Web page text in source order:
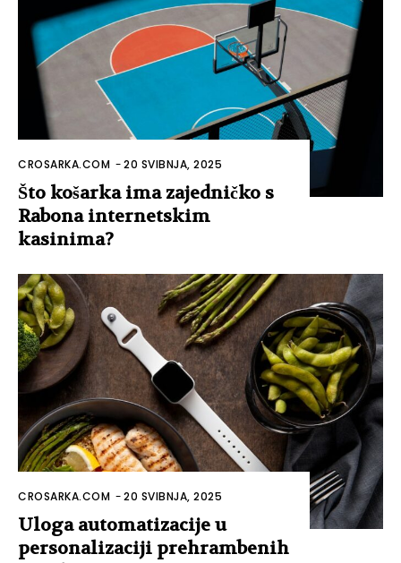
CROSARKA.COM -20 SVIBNJA, 2025
Što košarka ima zajedničko s
Rabona internetskim
kasinima?
CROSARKA.COM -20 SVIBNJA, 2025
Uloga automatizacije u
personalizaciji prehrambenih